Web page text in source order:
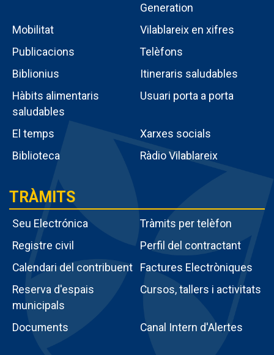
Menú
intern
poble
Generation
Mobilitat
Vilablareix en xifres
Publicacions
Telèfons
Biblionius
Itineraris saludables
Hàbits alimentaris
saludables
Usuari porta a porta
El temps
Xarxes socials
Biblioteca
Ràdio Vilablareix
Menú
intern
tràmits
TRÀMITS
Seu Electrónica
Tràmits per telèfon
Registre civil
Perfil del contractant
Calendari del contribuent
Factures Electròniques
Reserva d'espais
municipals
Cursos, tallers i activitats
Documents Canal Intern d'Alertes